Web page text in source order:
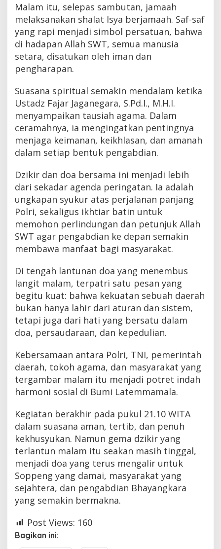
Malam itu, selepas sambutan, jamaah
melaksanakan shalat Isya berjamaah. Saf-saf
yang rapi menjadi simbol persatuan, bahwa
di hadapan Allah SWT, semua manusia
setara, disatukan oleh iman dan
pengharapan.
Suasana spiritual semakin mendalam ketika
Ustadz Fajar Jaganegara, S.Pd.I., M.H.I.
menyampaikan tausiah agama. Dalam
ceramahnya, ia mengingatkan pentingnya
menjaga keimanan, keikhlasan, dan amanah
dalam setiap bentuk pengabdian.
Dzikir dan doa bersama ini menjadi lebih
dari sekadar agenda peringatan. Ia adalah
ungkapan syukur atas perjalanan panjang
Polri, sekaligus ikhtiar batin untuk
memohon perlindungan dan petunjuk Allah
SWT agar pengabdian ke depan semakin
membawa manfaat bagi masyarakat.
Di tengah lantunan doa yang menembus
langit malam, terpatri satu pesan yang
begitu kuat: bahwa kekuatan sebuah daerah
bukan hanya lahir dari aturan dan sistem,
tetapi juga dari hati yang bersatu dalam
doa, persaudaraan, dan kepedulian.
Kebersamaan antara Polri, TNI, pemerintah
daerah, tokoh agama, dan masyarakat yang
tergambar malam itu menjadi potret indah
harmoni sosial di Bumi Latemmamala.
Kegiatan berakhir pada pukul 21.10 WITA
dalam suasana aman, tertib, dan penuh
kekhusyukan. Namun gema dzikir yang
terlantun malam itu seakan masih tinggal,
menjadi doa yang terus mengalir untuk
Soppeng yang damai, masyarakat yang
sejahtera, dan pengabdian Bhayangkara
yang semakin bermakna.
Post Views: 160
Bagikan ini: